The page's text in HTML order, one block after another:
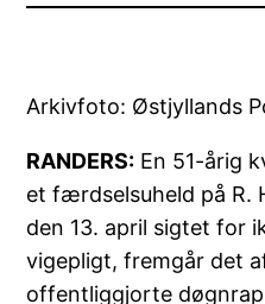
Arkivfoto: Østjyllands
RANDERS: En 51-årig
et færdselsuheld på R.
den 13. april sigtet for
vigepligt, fremgår det
offentliggjorte